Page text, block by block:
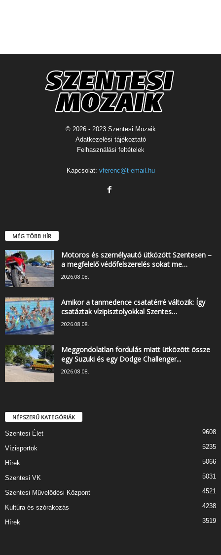
© 2026 - 2023 Szentesi Mozaik
Adatkezelési tájékoztató
Felhasználási feltételek
Kapcsolat: vferenc@t-email.hu
MÉG TÖBB HÍR
Motoros és személyautó ütközött Szentesen –
a megfelelő védőfelszerelés sokat me…
2026.08.08.
Amikor a tanmedence csatatérré változik: Így
csatáztak vízipisztolyokkal Szentes…
2026.08.08.
Meggondolatlan fordulás miatt ütközött össze
egy Suzuki és egy Dodge Challenger...
2026.08.08.
NÉPSZERŰ KATEGÓRIÁK
Szentesi Élet 9608
Vízisportok 5235
Hírek 5066
Szentesi VK 5031
Szentesi Művelődési Központ 4521
Kultúra és szórakozás 4238
Hírek 3519